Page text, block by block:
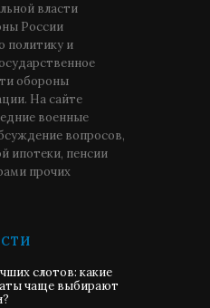
власти
России
политику и
обороны
На сайте
военные
вопросов,
ипотеки, пенсии
прочих
слотов: какие
чаще выбирают